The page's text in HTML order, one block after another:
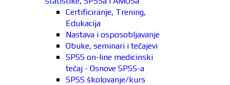
Certificiranje, Trening,
Edukacija
Nastava i osposobljavanje
Obuke, seminari i tečajevi
SPSS on-line medicinski
tečaj - Osnove SPSS-a
SPSS školovanje/kurs